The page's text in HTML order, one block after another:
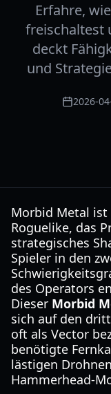
Erfahre,
freischaltest
deckt
und
2026-
Morbid Metal ist
Roguelike, das
strategisches
Spieler in den
des Operators
Dieser Morbid
sich auf den
oft als Vector
benötigte
lästigen
Hammerhead-